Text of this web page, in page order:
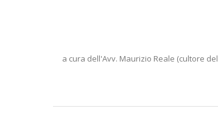
a cura dell'Avv. Maurizio Reale (cultore